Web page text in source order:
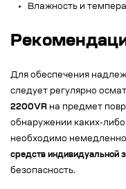
Влажность и
Для обеспечения
следует регулярно
2200VR на предмет
обнаружении каких-
необходимо
средств индивидуальной
безопасность.